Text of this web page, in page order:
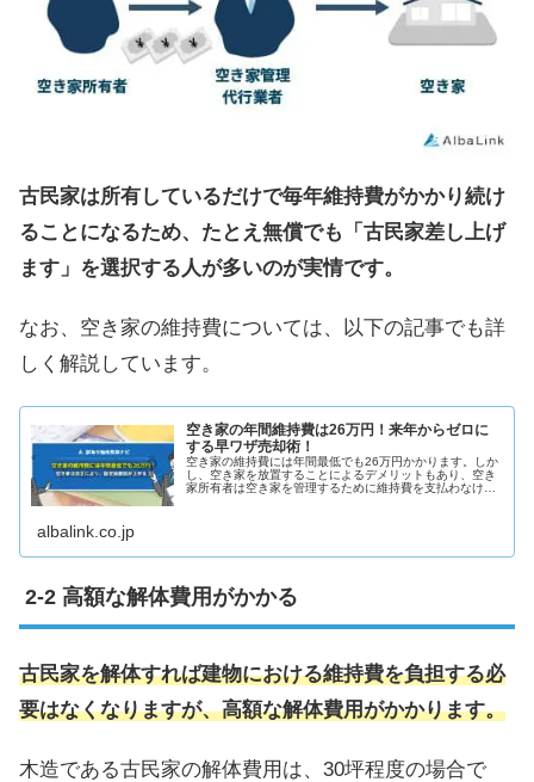
古民家は所有しているだけで毎年維持費がかかり続け
ることになるため、たとえ無償でも「古民家差し上げ
ます」を選択する人が多いのが実情です。
なお、空き家の維持費については、以下の記事でも詳
しく解説しています。
空き家の年間維持費は26万円！来年からゼロに
する早ワザ売却術！
空き家の維持費には年間最低でも26万円かかります。しか
し、空き家を放置することによるデメリットもあり、空き
家所有者は空き家を管理するために維持費を支払わなけれ
albalink.co.jp
高額な解体費用がかかる
古民家を解体すれば建物における維持費を負担する必
要はなくなりますが、高額な解体費用がかかります。
木造である古民家の解体費用は、30坪程度の場合で